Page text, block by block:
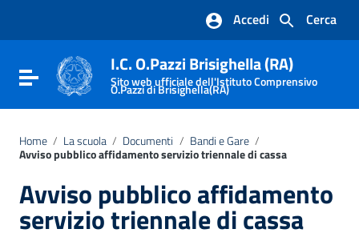
Vai al footer
Cerca
Accedi
Attiva / disattiva la navigazione
I.C. O.Pazzi Brisighella (RA)
Sito web ufficiale dell'Istituto Comprensivo
O.Pazzi di Brisighella(RA)
Home / La scuola / Documenti / Bandi e Gare /
Avviso pubblico affidamento servizio triennale di cassa
Avviso pubblico affidamento
servizio triennale di cassa